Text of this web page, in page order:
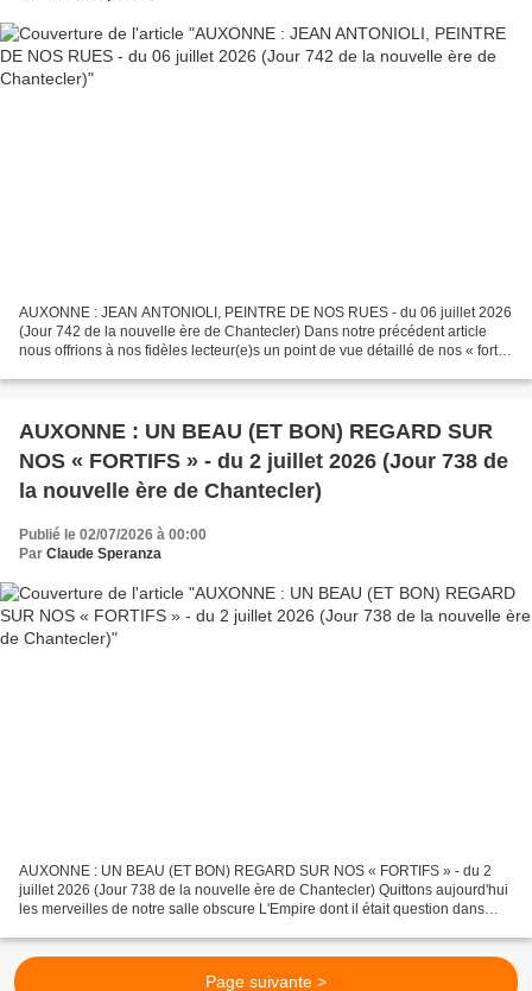
AUXONNE : JEAN ANTONIOLI, PEINTRE DE NOS RUES - du 06 juillet 2026
(Jour 742 de la nouvelle ère de Chantecler) Dans notre précédent article
nous offrions à nos fidèles lecteur(e)s un point de vue détaillé de nos « fortifs
AUXONNE : UN BEAU (ET BON) REGARD SUR
NOS « FORTIFS » - du 2 juillet 2026 (Jour 738 de
la nouvelle ère de Chantecler)
Publié le 02/07/2026 à 00:00
Par Claude Speranza
AUXONNE : UN BEAU (ET BON) REGARD SUR NOS « FORTIFS » - du 2
juillet 2026 (Jour 738 de la nouvelle ère de Chantecler) Quittons aujourd'hui
les merveilles de notre salle obscure L'Empire dont il était question dans
Page suivante >